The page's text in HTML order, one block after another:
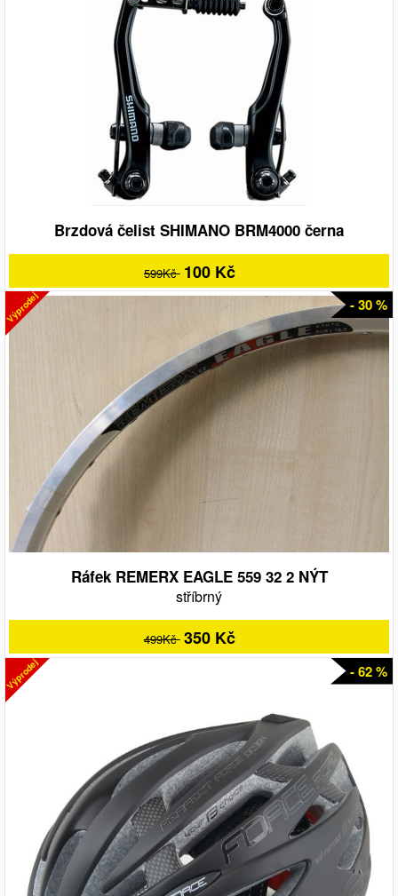
Brzdová čelist SHIMANO BRM4000 černa
599Kč 100 Kč
Výprodej - 30 %
Ráfek REMERX EAGLE 559 32 2 NÝT
stříbrný
499Kč 350 Kč
Výprodej - 62 %